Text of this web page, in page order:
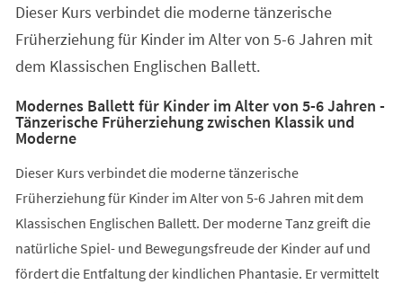
Dieser Kurs verbindet die moderne tänzerische
Früherziehung für Kinder im Alter von 5-6 Jahren mit
dem Klassischen Englischen Ballett.
Modernes Ballett für Kinder im Alter von 5-6 Jahren -
Tänzerische Früherziehung zwischen Klassik und
Moderne
Dieser Kurs verbindet die moderne tänzerische
Früherziehung für Kinder im Alter von 5-6 Jahren mit dem
Klassischen Englischen Ballett. Der moderne Tanz greift die
natürliche Spiel- und Bewegungsfreude der Kinder auf und
fördert die Entfaltung der kindlichen Phantasie. Er vermittelt